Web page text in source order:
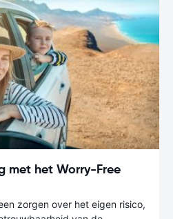
met het Worry-Free
zorgen over het eigen risico,